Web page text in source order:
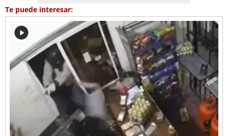
Te puede interesar: